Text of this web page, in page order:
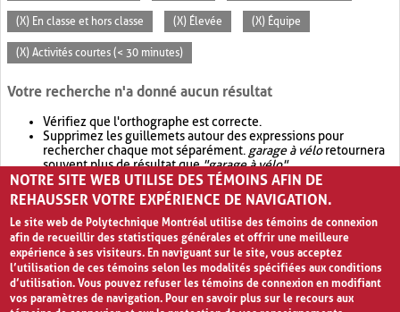
(X) En classe et hors classe (X) Élevée (X) Équipe
(X) Activités courtes (< 30 minutes)
Votre recherche n'a donné aucun résultat
Vérifiez que l'orthographe est correcte.
Supprimez les guillemets autour des expressions pour
rechercher chaque mot séparément. garage à véloretournera
souvent plus de résultat que"garage à vélo".
Envisagez d'élargir votre recherche avec OR.garage OR vélo
retournera souvent plus de résultat quegarage à vélo
NOTRE SITE WEB UTILISE DES TÉMOINS AFIN DE
REHAUSSER VOTRE EXPÉRIENCE DE NAVIGATION.
Le site web de Polytechnique Montréal utilise des témoins de connexion
afin de recueillir des statistiques générales et offrir une meilleure
expérience à ses visiteurs. En naviguant sur le site, vous acceptez
l’utilisation de ces témoins selon les modalités spécifiées aux conditions
d’utilisation. Vous pouvez refuser les témoins de connexion en modifiant
vos paramètres de navigation. Pour en savoir plus sur le recours aux